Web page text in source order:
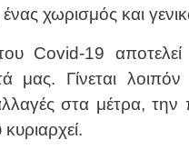
χωρισμός και
Covid-19
μας. Γίνεται
στα μέτρα,